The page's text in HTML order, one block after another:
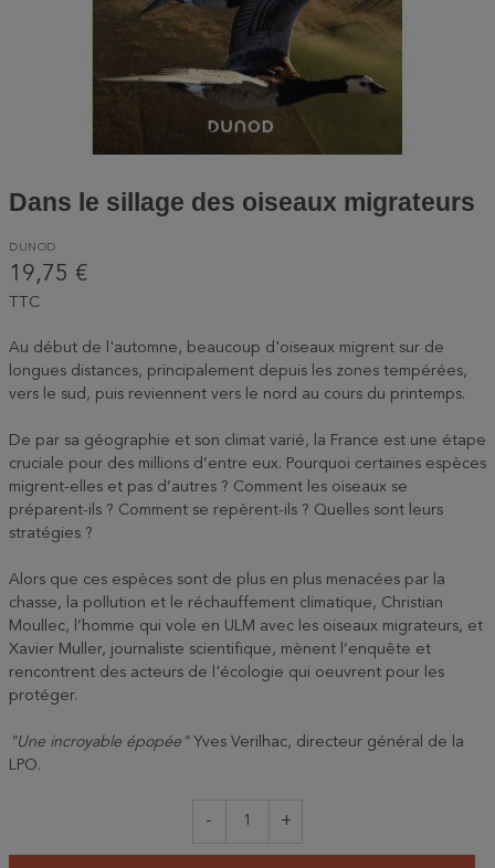
Dans le sillage des oiseaux migrateurs
DUNOD
19,75 €
TTC
Au début de l'automne, beaucoup d'oiseaux migrent sur de
longues distances, principalement depuis les zones tempérées,
vers le sud, puis reviennent vers le nord au cours du printemps.
De par sa géographie et son climat varié, la France est une étape
cruciale pour des millions d’entre eux. Pourquoi certaines espèces
migrent-elles et pas d’autres ? Comment les oiseaux se
préparent-ils ? Comment se repèrent-ils ? Quelles sont leurs
stratégies ?
Alors que ces espèces sont de plus en plus menacées par la
chasse, la pollution et le réchauffement climatique, Christian
Moullec, l’homme qui vole en ULM avec les oiseaux migrateurs, et
Xavier Muller, journaliste scientifique, mènent l’enquête et
rencontrent des acteurs de l'écologie qui oeuvrent pour les
protéger.
"Une incroyable épopée"Yves Verilhac, directeur général de la
LPO.
- +